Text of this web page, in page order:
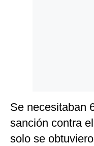
Se necesitaban
sanción contra
solo se